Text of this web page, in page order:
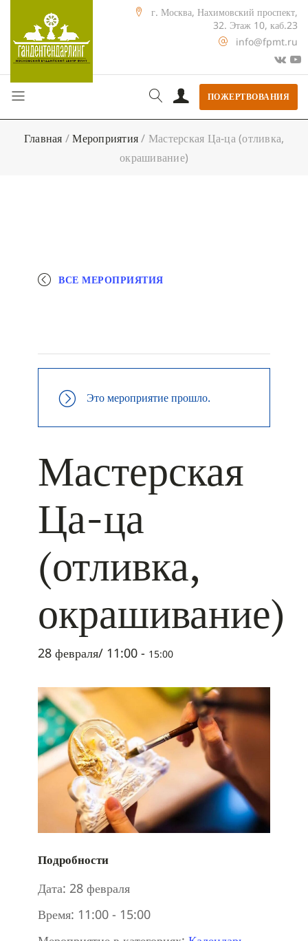
г. Москва, Нахимовский проспект,
32. Этаж 10, каб.23
info@fpmt.ru
ПОЖЕРТВОВАНИЯ
Главная /Мероприятия/ Мастерская Ца-ца (отливка,
окрашивание)
ВСЕ МЕРОПРИЯТИЯ
Это мероприятие прошло.
Мастерская
Ца-ца
(отливка,
окрашивание)
28 февраля/ 11:00 - 15:00
Подробности
Дата: 28 февраля
Время: 11:00 - 15:00